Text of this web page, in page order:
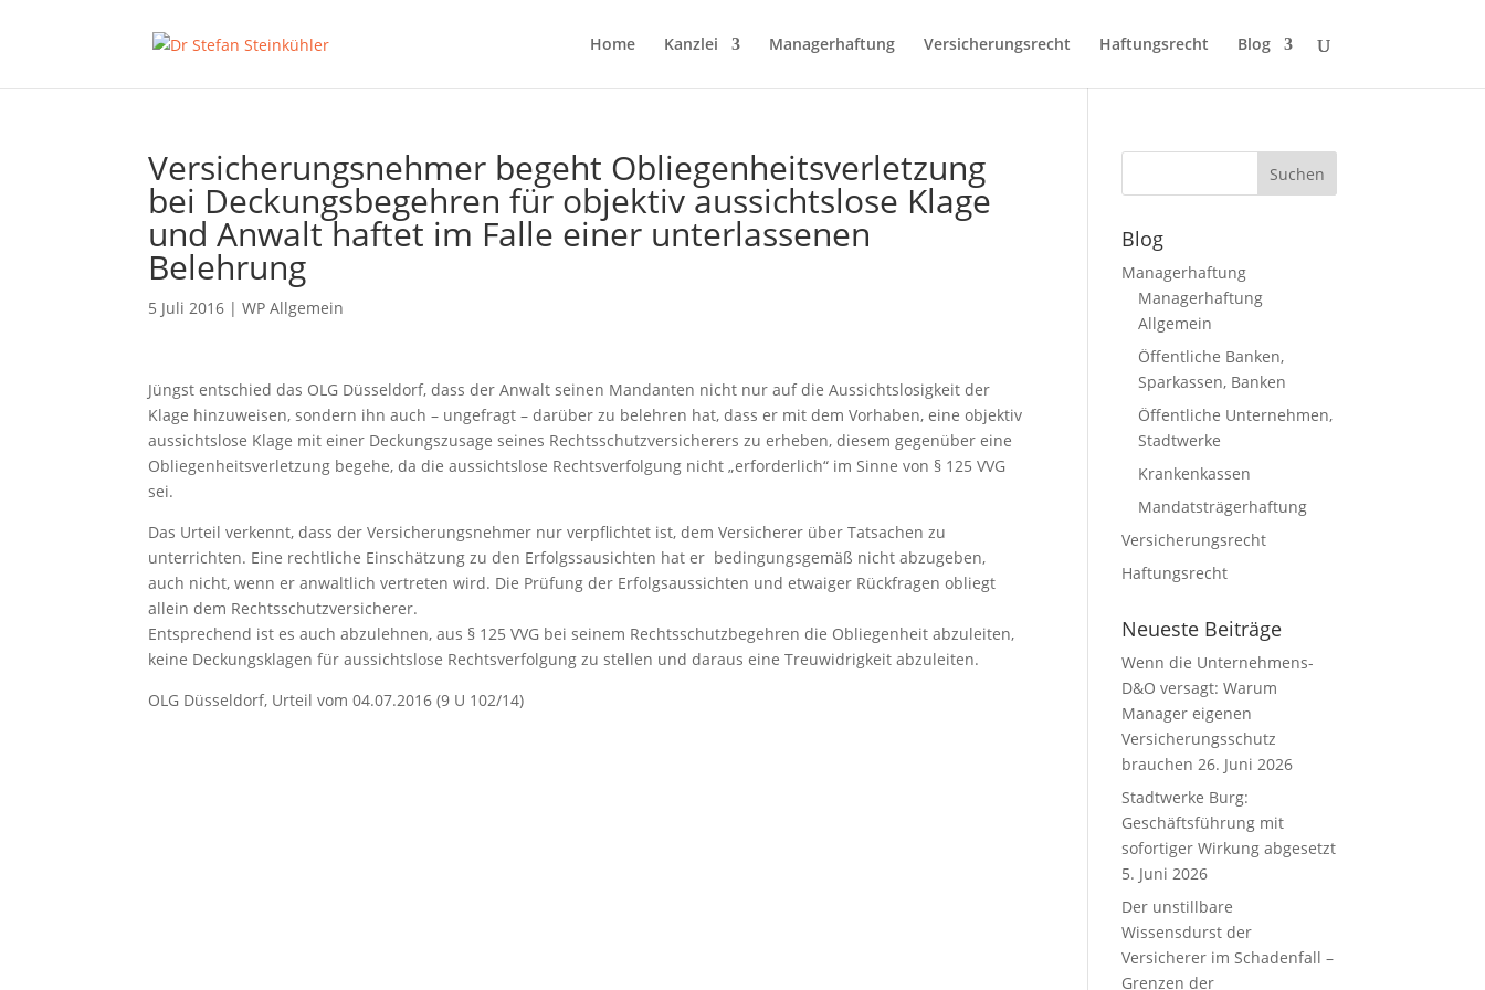
Home Kanzlei Managerhaftung Versicherungsrecht Haftungsrecht Blog
Versicherungsnehmer begeht Obliegenheitsverletzung
bei Deckungsbegehren für objektiv aussichtslose Klage
und Anwalt haftet im Falle einer unterlassenen
Belehrung
5 Juli 2016 |WP Allgemein
Jüngst entschied das OLG Düsseldorf, dass der Anwalt seinen Mandanten nicht nur auf die Aussichtslosigkeit der
Klage hinzuweisen, sondern ihn auch – ungefragt – darüber zu belehren hat, dass er mit dem Vorhaben, eine objektiv
aussichtslose Klage mit einer Deckungszusage seines Rechtsschutzversicherers zu erheben, diesem gegenüber eine
Obliegenheitsverletzung begehe, da die aussichtslose Rechtsverfolgung nicht „erforderlich“ im Sinne von § 125 VVG
sei.
Das Urteil verkennt, dass der Versicherungsnehmer nur verpflichtet ist, dem Versicherer über Tatsachen zu
unterrichten. Eine rechtliche Einschätzung zu den Erfolgssausichten hat er bedingungsgemäß nicht abzugeben,
auch nicht, wenn er anwaltlich vertreten wird. Die Prüfung der Erfolgsaussichten und etwaiger Rückfragen obliegt
allein dem Rechtsschutzversicherer.
Entsprechend ist es auch abzulehnen, aus § 125 VVG bei seinem Rechtsschutzbegehren die Obliegenheit abzuleiten,
keine Deckungsklagen für aussichtslose Rechtsverfolgung zu stellen und daraus eine Treuwidrigkeit abzuleiten.
OLG Düsseldorf, Urteil vom 04.07.2016 (9 U 102/14)
Blog
Managerhaftung
Managerhaftung
Allgemein
Öffentliche Banken,
Sparkassen, Banken
Öffentliche Unternehmen,
Stadtwerke
Krankenkassen
Mandatsträgerhaftung
Versicherungsrecht
Haftungsrecht
Neueste Beiträge
Wenn die Unternehmens-
D&O versagt: Warum
Manager eigenen
Versicherungsschutz
brauchen 26. Juni 2026
Stadtwerke Burg:
Geschäftsführung mit
sofortiger Wirkung abgesetzt
5. Juni 2026
Der unstillbare
Wissensdurst der
Versicherer im Schadenfall –
Grenzen der